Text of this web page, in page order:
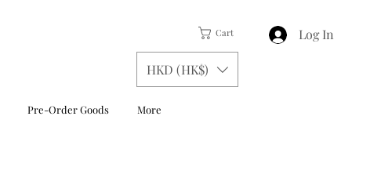
Cart Log In
Pre-Order Goods More
HKD (HK$)